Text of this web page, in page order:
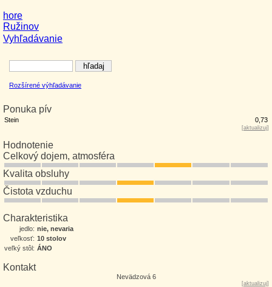
Vyhľadávanie
Rozšírené výhľadávanie
Ponuka pív
Stein 0,73
[aktualizuj]
Hodnotenie
Celkový dojem, atmosféra
Kvalita obsluhy
Čistota vzduchu
Charakteristika
jedlo: nie, nevaria
veľkosť: 10 stolov
veľký stôl: ÁNO
Kontakt
Nevädzová 6
[aktualizuj]
hore
Ružinov